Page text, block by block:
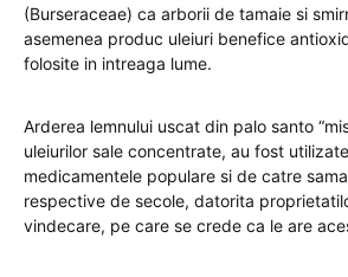
(Burseraceae) ca arborii de tamaie si
asemenea produc uleiuri benefice
folosite in intreaga lume.
Arderea lemnului uscat din palo santo
uleiurilor sale concentrate, au fost
medicamentele populare si de catre
respective de secole, datorita
vindecare, pe care se crede ca le are